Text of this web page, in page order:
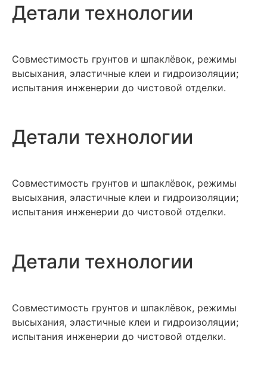
Детали технологии
Совместимость грунтов и шпаклёвок, режимы
высыхания, эластичные клеи и гидроизоляции;
испытания инженерии до чистовой отделки.
Детали технологии
Совместимость грунтов и шпаклёвок, режимы
высыхания, эластичные клеи и гидроизоляции;
испытания инженерии до чистовой отделки.
Детали технологии
Совместимость грунтов и шпаклёвок, режимы
высыхания, эластичные клеи и гидроизоляции;
испытания инженерии до чистовой отделки.